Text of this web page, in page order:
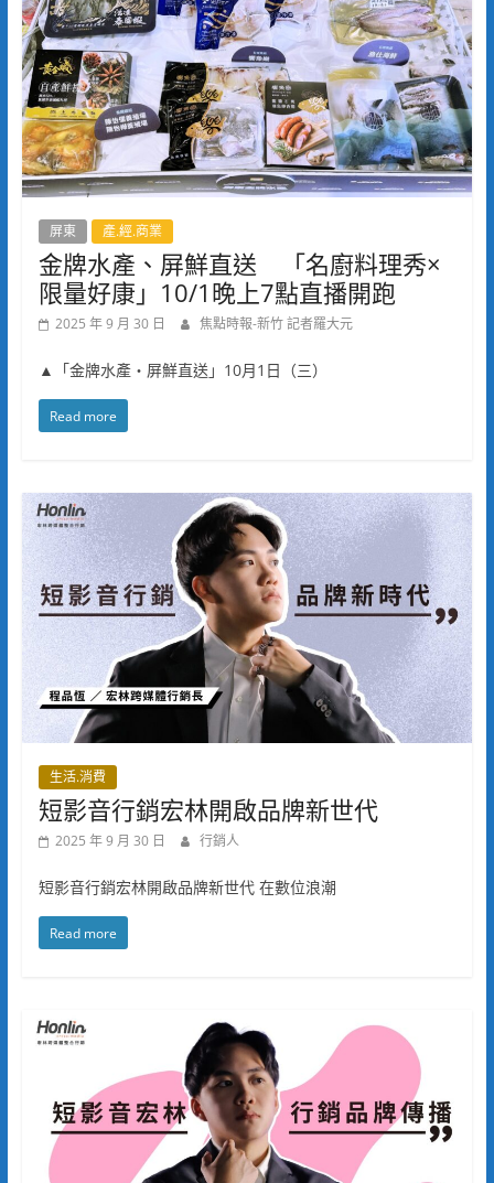
屏東 產.經.商業
金牌水產、屏鮮直送 「名廚料理秀×
限量好康」10/1晚上7點直播開跑
2025 年 9 月 30 日 焦點時報-新竹 記者羅大元
▲「金牌水產・屏鮮直送」10月1日（三）
Read more
生活.消費
短影音行銷宏林開啟品牌新世代
2025 年 9 月 30 日 行銷人
短影音行銷宏林開啟品牌新世代 在數位浪潮
Read more